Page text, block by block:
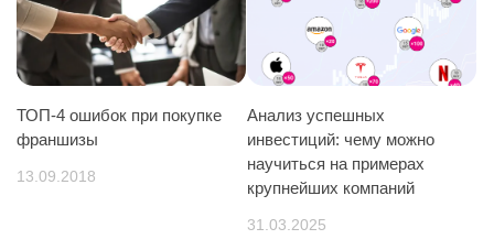
ТОП-4 ошибок при покупке
франшизы
13.09.2018
Анализ успешных
инвестиций: чему можно
научиться на примерах
крупнейших компаний
31.03.2025